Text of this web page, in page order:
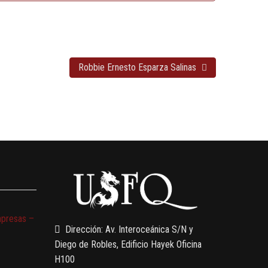
Robbie Ernesto Esparza Salinas
–
Dirección: Av. Interoceánica S/N y
Diego de Robles, Edificio Hayek Oficina
H100